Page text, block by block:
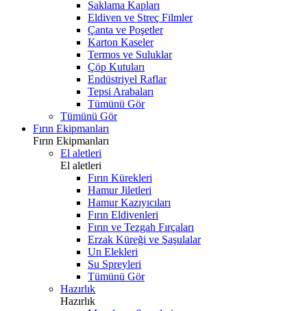
Saklama Kapları
Eldiven ve Streç Filmler
Çanta ve Poşetler
Karton Kaseler
Termos ve Suluklar
Çöp Kutuları
Endüstriyel Raflar
Tepsi Arabaları
Tümünü Gör
Tümünü Gör
Fırın Ekipmanları
Fırın Ekipmanları
El aletleri
El aletleri
Fırın Kürekleri
Hamur Jiletleri
Hamur Kazıyıcıları
Fırın Eldivenleri
Fırın ve Tezgah Fırçaları
Erzak Küreği ve Şaşulalar
Un Elekleri
Su Spreyleri
Tümünü Gör
Hazırlık
Hazırlık